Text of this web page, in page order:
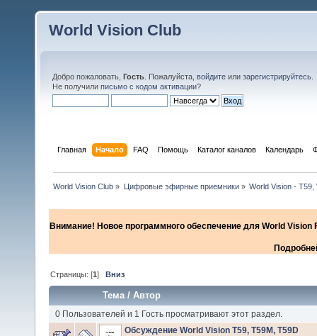
World Vision Club
Добро пожаловать, Гость . Пожалуйста, войдите или зарегистрируйтесь
Не получили письмо с кодом активации?
Главная Начало FAQ Помощь Каталог каналов Календарь
World Vision Club » Цифровые эфирные приемники» World Vision - Т59,
Внимание! Новое программного обеспечение для World
Страницы: [1]Вниз
Тема /Автор
0 Пользователей и 1 Гость просматривают этот раздел.
Обсуждение World Vision T59, T59M, T59D